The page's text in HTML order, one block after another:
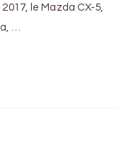
le Mazda CX-5,
…